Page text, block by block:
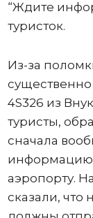
“Ждите
туристок.
Из-за
4S326 из
туристы,
сначала
информацию
аэропорту.
сказали,